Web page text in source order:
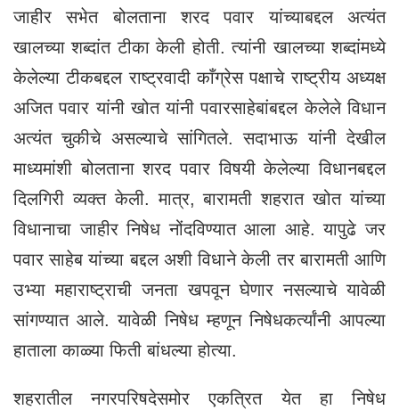
जाहीर सभेत बोलताना शरद पवार यांच्याबद्दल अत्यंत
खालच्या शब्दांत टीका केली होती. त्यांनी खालच्या शब्दांमध्ये
केलेल्या टीकबद्दल राष्ट्रवादी काँग्रेस पक्षाचे राष्ट्रीय अध्यक्ष
अजित पवार यांनी खोत यांनी पवारसाहेबांबद्दल केलेले विधान
अत्यंत चुकीचे असल्याचे सांगितले. सदाभाऊ यांनी देखील
माध्यमांशी बोलताना शरद पवार विषयी केलेल्या विधानबद्दल
दिलगिरी व्यक्त केली. मात्र, बारामती शहरात खोत यांच्या
विधानाचा जाहीर निषेध नोंदविण्यात आला आहे. यापुढे जर
पवार साहेब यांच्या बद्दल अशी विधाने केली तर बारामती आणि
उभ्या महाराष्ट्राची जनता खपवून घेणार नसल्याचे यावेळी
सांगण्यात आले. यावेळी निषेध म्हणून निषेधकर्त्यांनी आपल्या
हाताला काळ्या फिती बांधल्या होत्या.
शहरातील नगरपरिषदेसमोर एकत्रित येत हा निषेध